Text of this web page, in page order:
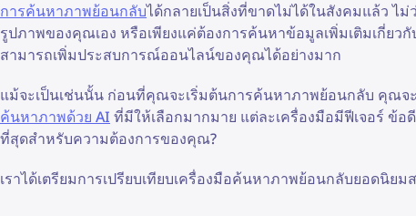
การค้นหาภาพย้อนกลับได้กลายเป็นสิ่งที่ขาดไม่ได้ในสังคมแล้ว ไ
รูปภาพของคุณเอง หรือเพียงแค่ต้องการค้นหาข้อมูลเพิ่มเติมเกี่ย
สามารถเพิ่มประสบการณ์ออนไลน์ของคุณได้อย่างมาก
แม้จะเป็นเช่นนั้น ก่อนที่คุณจะเริ่มต้นการค้นหาภาพย้อนกลับ คุณจ
ค้นหาภาพด้วย AI ที่มีให้เลือกมากมาย แต่ละเครื่องมือมีฟีเจอร์ ข้
ที่สุดสำหรับความต้องการของคุณ?
เราได้เตรียมการเปรียบเทียบเครื่องมือค้นหาภาพย้อนกลับยอดนิ